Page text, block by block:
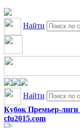
Найти
Найти
Кубок Премьер-лиги
cfu2015.com